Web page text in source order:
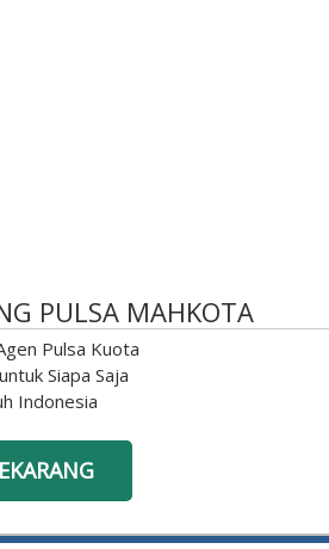
PULSA MAHKOTA
Pulsa Kuota
Siapa Saja
Indonesia